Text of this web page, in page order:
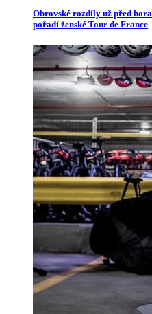
Obrovské rozdíly už před
pořadí ženské Tour de France